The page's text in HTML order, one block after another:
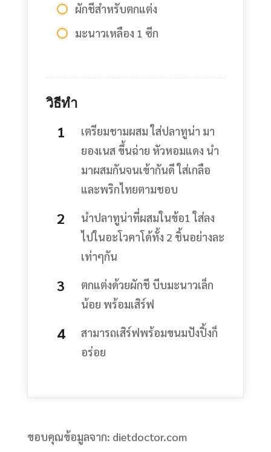
ผักชีสำหรับตกแต่ง
มะนาวเหลือง 1 ซีก
วิธีทำ
เตรียมชามผสม ใส่ปลาทูน่า มา
ยองเนส ขึ้นฉ่าย หัวหอมแดง นำ
มาผสมกันจนเข้ากันดี ใส่เกลือ
และพริกไทยตามชอบ
นำปลาทูน่าที่ผสมในข้อ1 ใส่ลง
ไปในอะโวคาโด้ทั้ง 2 ชิ้นอย่างละ
เท่าๆกัน
ตกแต่งด้วยผักชี บีบมะนาวเล็ก
น้อย พร้อมเสิร์ฟ
สามารถเสิร์ฟพร้อมขนมปังปิ้งก็
อร่อย
ขอบคุณข้อมูลจาก: dietdoctor.com